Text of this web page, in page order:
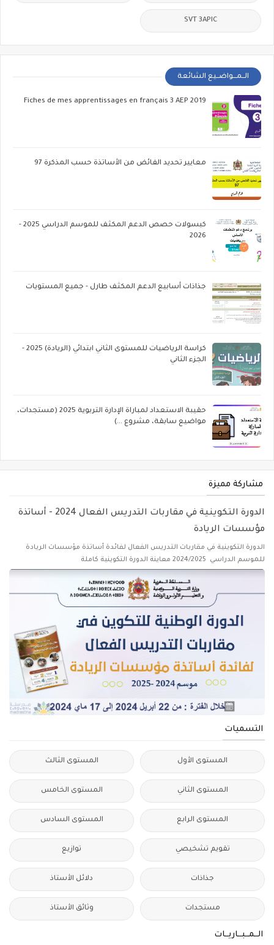
SVT 3APIC
الــمـــواضــيع الشائعة
Fiches de mes apprentissages en français 3 AEP 2019
معايير تحديد الفائض من الأساتذة حسب المذكرة 97
كبسولات حصص الدعم المكثف للموسم الدراسي 2025 -
2026
جذاذات أسابيع الدعم المكثف طارل - جميع المستويات
كراسة الرياضيات للمستوى الثاني ابتدائي (الريادة) 2025 -
الجزء الثاني
حقيبة الاستعداد لمباراة الإدارة التربوية 2025 (مستجدات،
مواضيع سابقة، مشروع ...)
مشاركة مميزة
الدورة التكوينية في مقاربات التدريس الفعال 2024 - أساتذة
مؤسسات الريادة
الدورة التكوينية في مقاربات التدريس الفعال لفائدة أساتذة مؤسسات الريادة
للموسم الدراسي 2024/2025 معاينة الدورة التكوينية كاملة
التسميات
المستوى الأول المستوى الثالث
المستوى الثاني المستوى الخامس
المستوى الرابع المستوى السادس
تقويم تشخيصي توازيع
جذاذات دلائل الأستاذ
مستجدات وثائق الأستاذ
الــمــبــاريــات